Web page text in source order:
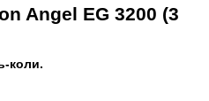
Angel EG 3200 (3
коли.